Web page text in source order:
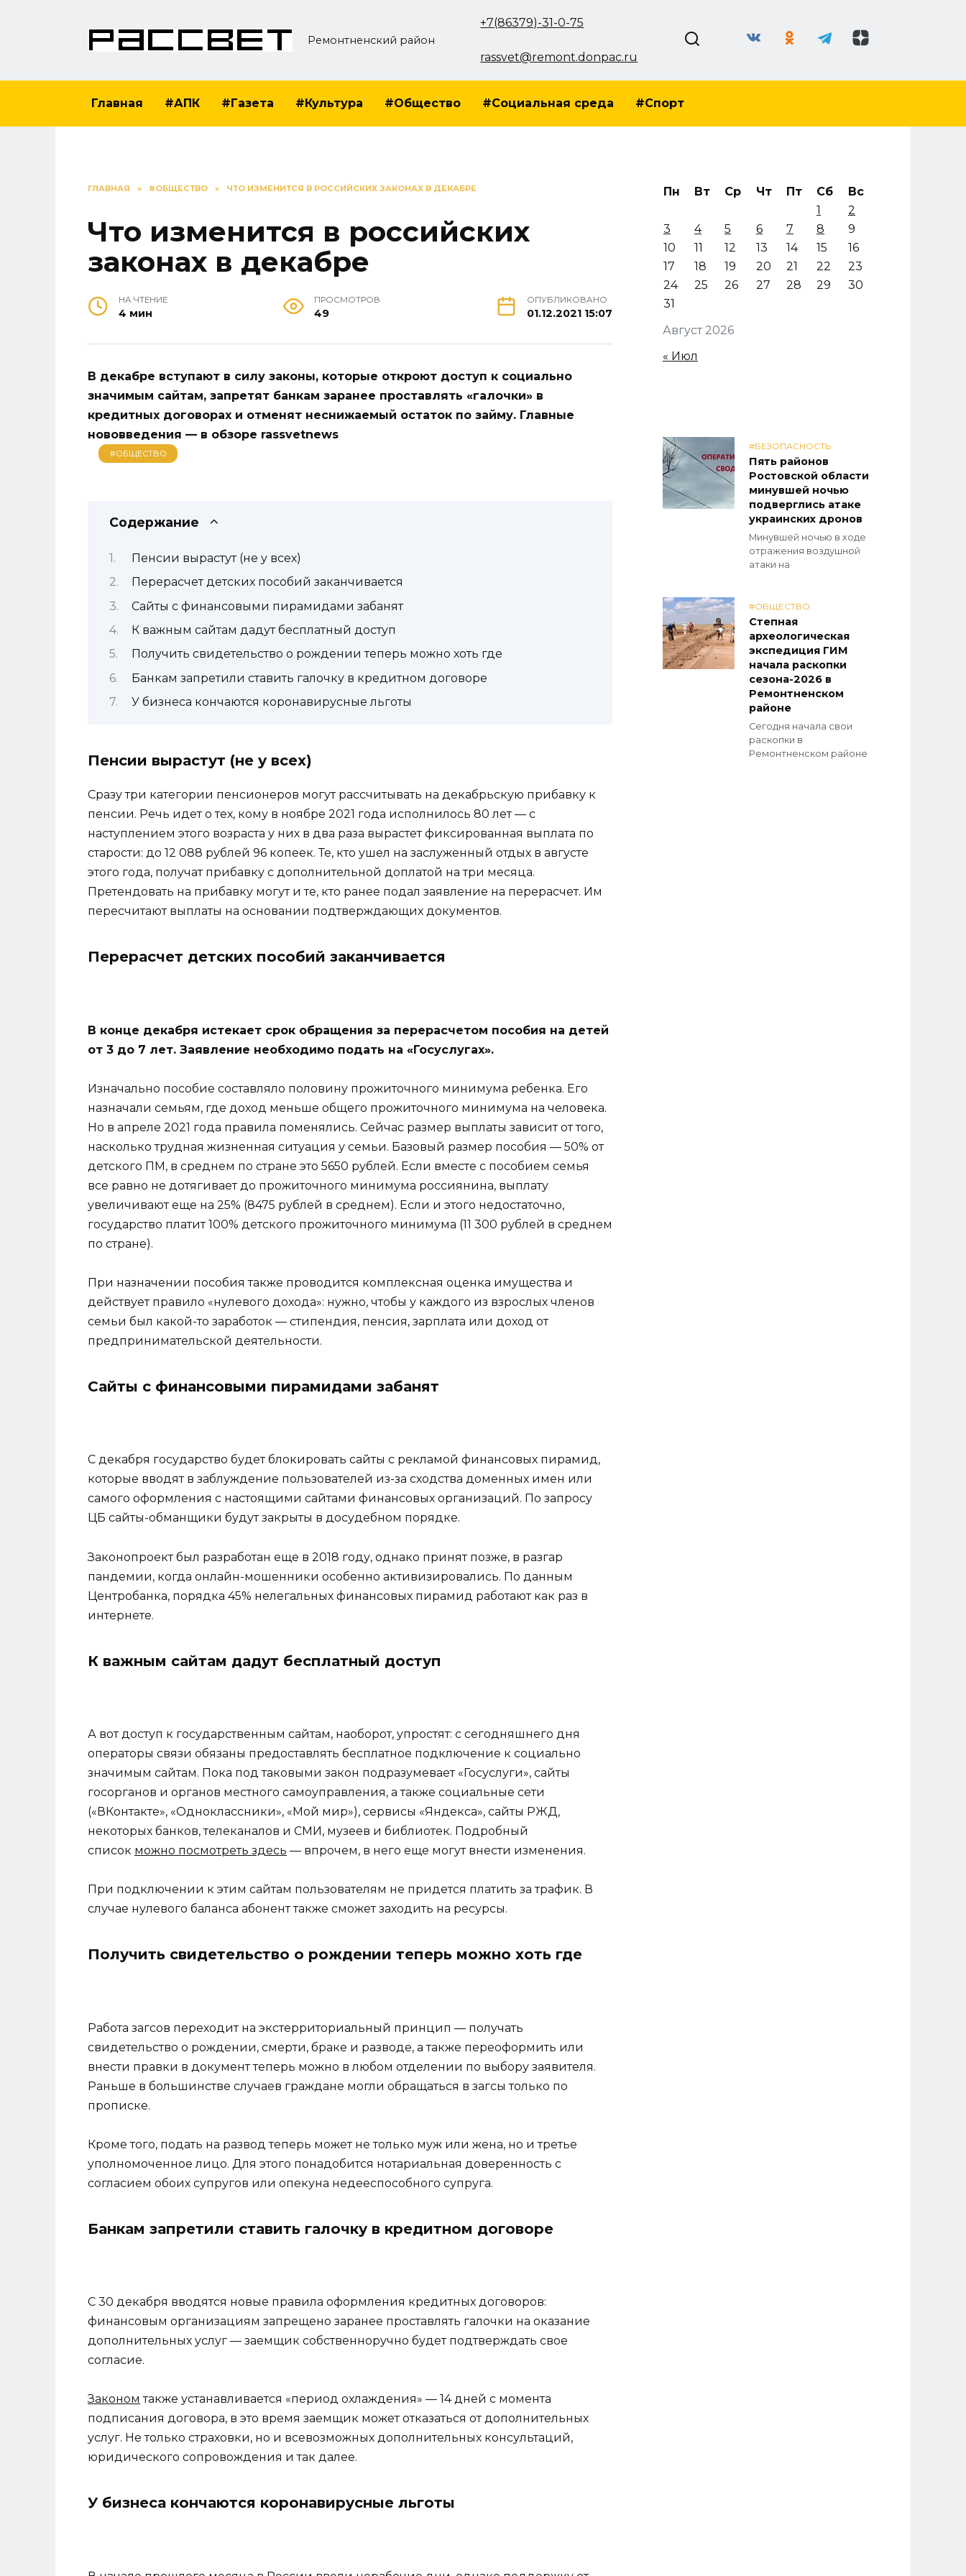
Ремонтненский район
+7(86379)-31-0-75
rassvet@remont.donpac.ru
Главная #АПК #Газета #Культура #Общество #Социальная среда #Спорт
ГЛАВНАЯ » #ОБЩЕСТВО » ЧТО ИЗМЕНИТСЯ В РОССИЙСКИХ ЗАКОНАХ В ДЕКАБРЕ
Что изменится в российских
законах в декабре
НА ЧТЕНИЕ
4 мин
ПРОСМОТРОВ
49
ОПУБЛИКОВАНО
01.12.2021 15:07
В декабре вступают в силу законы, которые откроют доступ к социально
значимым сайтам, запретят банкам заранее проставлять «галочки» в
кредитных договорах и отменят неснижаемый остаток по займу. Главные
нововведения — в обзоре rassvetnews
#ОБЩЕСТВО
Содержание
Пенсии вырастут (не у всех)
Перерасчет детских пособий заканчивается
Сайты с финансовыми пирамидами забанят
К важным сайтам дадут бесплатный доступ
Получить свидетельство о рождении теперь можно хоть где
Банкам запретили ставить галочку в кредитном договоре
У бизнеса кончаются коронавирусные льготы
Пенсии вырастут (не у всех)
Сразу три категории пенсионеров могут рассчитывать на декабрьскую прибавку к
пенсии. Речь идет о тех, кому в ноябре 2021 года исполнилось 80 лет — с
наступлением этого возраста у них в два раза вырастет фиксированная выплата по
старости: до 12 088 рублей 96 копеек. Те, кто ушел на заслуженный отдых в августе
этого года, получат прибавку с дополнительной доплатой на три месяца.
Претендовать на прибавку могут и те, кто ранее подал заявление на перерасчет. Им
пересчитают выплаты на основании подтверждающих документов.
Перерасчет детских пособий заканчивается
В конце декабря истекает срок обращения за перерасчетом пособия на детей
от 3 до 7 лет. Заявление необходимо подать на «Госуслугах».
Изначально пособие составляло половину прожиточного минимума ребенка. Его
назначали семьям, где доход меньше общего прожиточного минимума на человека.
Но в апреле 2021 года правила поменялись. Сейчас размер выплаты зависит от того,
насколько трудная жизненная ситуация у семьи. Базовый размер пособия — 50% от
детского ПМ, в среднем по стране это 5650 рублей. Если вместе с пособием семья
все равно не дотягивает до прожиточного минимума россиянина, выплату
увеличивают еще на 25% (8475 рублей в среднем). Если и этого недостаточно,
государство платит 100% детского прожиточного минимума (11 300 рублей в среднем
по стране).
При назначении пособия также проводится комплексная оценка имущества и
действует правило «нулевого дохода»: нужно, чтобы у каждого из взрослых членов
семьи был какой-то заработок — стипендия, пенсия, зарплата или доход от
предпринимательской деятельности.
Сайты с финансовыми пирамидами забанят
С декабря государство будет блокировать сайты с рекламой финансовых пирамид,
которые вводят в заблуждение пользователей из-за сходства доменных имен или
самого оформления с настоящими сайтами финансовых организаций. По запросу
ЦБ сайты-обманщики будут закрыты в досудебном порядке.
Законопроект был разработан еще в 2018 году, однако принят позже, в разгар
пандемии, когда онлайн-мошенники особенно активизировались. По данным
Центробанка, порядка 45% нелегальных финансовых пирамид работают как раз в
интернете.
К важным сайтам дадут бесплатный доступ
А вот доступ к государственным сайтам, наоборот, упростят: с сегодняшнего дня
операторы связи обязаны предоставлять бесплатное подключение к социально
значимым сайтам. Пока под таковыми закон подразумевает «Госуслуги», сайты
госорганов и органов местного самоуправления, а также социальные сети
(«ВКонтакте», «Одноклассники», «Мой мир»), сервисы «Яндекса», сайты РЖД,
некоторых банков, телеканалов и СМИ, музеев и библиотек. Подробный
список можно посмотреть здесь — впрочем, в него еще могут внести изменения.
При подключении к этим сайтам пользователям не придется платить за трафик. В
случае нулевого баланса абонент также сможет заходить на ресурсы.
Получить свидетельство о рождении теперь можно хоть где
Работа загсов переходит на экстерриториальный принцип — получать
свидетельство о рождении, смерти, браке и разводе, а также переоформить или
внести правки в документ теперь можно в любом отделении по выбору заявителя.
Раньше в большинстве случаев граждане могли обращаться в загсы только по
прописке.
Кроме того, подать на развод теперь может не только муж или жена, но и третье
уполномоченное лицо. Для этого понадобится нотариальная доверенность с
согласием обоих супругов или опекуна недееспособного супруга.
Банкам запретили ставить галочку в кредитном договоре
С 30 декабря вводятся новые правила оформления кредитных договоров:
финансовым организациям запрещено заранее проставлять галочки на оказание
дополнительных услуг — заемщик собственноручно будет подтверждать свое
согласие.
Законом также устанавливается «период охлаждения» — 14 дней с момента
подписания договора, в это время заемщик может отказаться от дополнительных
услуг. Не только страховки, но и всевозможных дополнительных консультаций,
юридического сопровождения и так далее.
У бизнеса кончаются коронавирусные льготы
Август 2026
Пн Вт Ср Чт Пт Сб
Вс
1
2
3
4 5 6 7 8
9
10
11 12 13 14 15
16
17
18 19 20 21 22
23
24
25 26 27 28 29
30
31
« Июл
#БЕЗОПАСНОСТЬ
Пять районов
Ростовской области
минувшей ночью
подверглись атаке
украинских дронов
Минувшей ночью в ходе
отражения воздушной
атаки на
#ОБЩЕСТВО
Степная
археологическая
экспедиция ГИМ
начала раскопки
сезона-2026 в
Ремонтненском
районе
Сегодня начала свои
раскопки в
Ремонтненском районе